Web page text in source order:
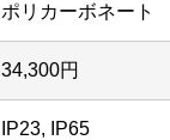
ポリカーボネート
34,300円
IP23, IP65